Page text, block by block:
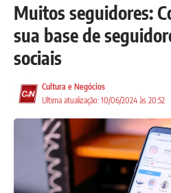
Muitos seguidores:
sua base de
sociais
Ultima atualização: 10/06/2024 às 20:52
Cultura e Negócios